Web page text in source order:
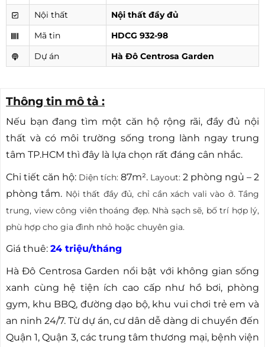
Nội thất
Nội thất đầy đủ
Mã tin
HDCG 932-98
Dự án
Hà Đô Centrosa Garden
Thông tin mô tả :
Nếu bạn đang tìm một căn hộ rộng rãi, đầy đủ nội
thất và có môi trường sống trong lành ngay trung
tâm TP.HCM thì đây là lựa chọn rất đáng cân nhắc.
Chi tiết căn hộ: Diện tích: 87m². Layout: 2 phòng ngủ – 2
phòng tắm. Nội thất đầy đủ, chỉ cần xách vali vào ở.Tầng
trung, view công viên thoáng đẹp. Nhà sạch sẽ, bố trí hợp lý,
phù hợp cho gia đình nhỏ hoặc chuyên gia.
Giá thuê: 24 triệu/tháng
Hà Đô Centrosa Garden nổi bật với không gian sống
xanh cùng hệ tiện ích cao cấp như hồ bơi, phòng
gym, khu BBQ, đường dạo bộ, khu vui chơi trẻ em và
an ninh 24/7. Từ dự án, cư dân dễ dàng di chuyển đến
Quận 1, Quận 3, các trung tâm thương mại, bệnh viện